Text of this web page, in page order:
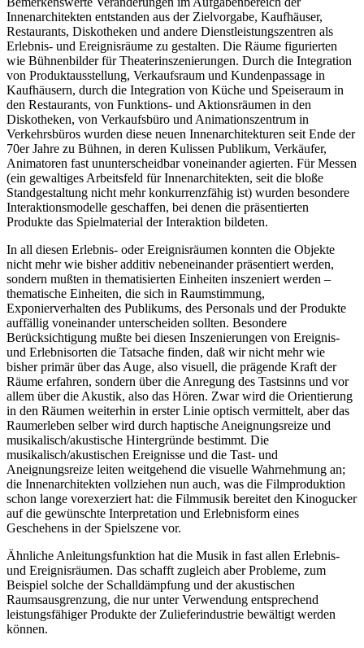
Innenarchitekten entstanden aus der Zielvorgabe, Kaufhäuser,
Restaurants, Diskotheken und andere Dienstleistungszentren als
Erlebnis- und Ereignisräume zu gestalten. Die Räume figurierten
wie Bühnenbilder für Theaterinszenierungen. Durch die Integration
von Produktausstellung, Verkaufsraum und Kundenpassage in
Kaufhäusern, durch die Integration von Küche und Speiseraum in
den Restaurants, von Funktions- und Aktionsräumen in den
Diskotheken, von Verkaufsbüro und Animationszentrum in
Verkehrsbüros wurden diese neuen Innenarchitekturen seit Ende der
70er Jahre zu Bühnen, in deren Kulissen Publikum, Verkäufer,
Animatoren fast ununterscheidbar voneinander agierten. Für Messen
(ein gewaltiges Arbeitsfeld für Innenarchitekten, seit die bloße
Standgestaltung nicht mehr konkurrenzfähig ist) wurden besondere
Interaktionsmodelle geschaffen, bei denen die präsentierten
Produkte das Spielmaterial der Interaktion bildeten.
In all diesen Erlebnis- oder Ereignisräumen konnten die Objekte
nicht mehr wie bisher additiv nebeneinander präsentiert werden,
sondern mußten in thematisierten Einheiten inszeniert werden –
thematische Einheiten, die sich in Raumstimmung,
Exponierverhalten des Publikums, des Personals und der Produkte
auffällig voneinander unterscheiden sollten. Besondere
Berücksichtigung mußte bei diesen Inszenierungen von Ereignis-
und Erlebnisorten die Tatsache finden, daß wir nicht mehr wie
bisher primär über das Auge, also visuell, die prägende Kraft der
Räume erfahren, sondern über die Anregung des Tastsinns und vor
allem über die Akustik, also das Hören. Zwar wird die Orientierung
in den Räumen weiterhin in erster Linie optisch vermittelt, aber das
Raumerleben selber wird durch haptische Aneignungsreize und
musikalisch/akustische Hintergründe bestimmt. Die
musikalisch/akustischen Ereignisse und die Tast- und
Aneignungsreize leiten weitgehend die visuelle Wahrnehmung an;
die Innenarchitekten vollziehen nun auch, was die Filmproduktion
schon lange vorexerziert hat: die Filmmusik bereitet den Kinogucker
auf die gewünschte Interpretation und Erlebnisform eines
Geschehens in der Spielszene vor.
Ähnliche Anleitungsfunktion hat die Musik in fast allen Erlebnis-
und Ereignisräumen. Das schafft zugleich aber Probleme, zum
Beispiel solche der Schalldämpfung und der akustischen
Raumsausgrenzung, die nur unter Verwendung entsprechend
leistungsfähiger Produkte der Zulieferindustrie bewältigt werden
können.